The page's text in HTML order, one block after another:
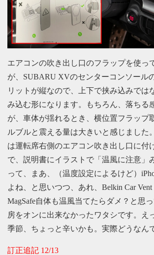
エアコンの吹き出し口のフラップを使っ
が、SUBARU XVのセンターコンソール
リットが縦なので、上下で挟み込みでは
み込む形になります。もちろん、落ちる
が、車体が揺れるとき、横位置フラップ
ルブルと震える量は大きいと感じました
は運転席右側のエアコン吹き出し口に付
で、説明書にイラストで「温風に注意」
って、まあ、（温度設定によるけど）
よね、と思いつつ、あれ、Belkin Car Vent
MagSafe自体も温風当てたらダメ？と思
房をオンに出来なかったワタシです。え
季節、ちょっと辛いかも。実際どうなん
訂正追記 12/13